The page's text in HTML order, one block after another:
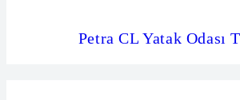
Petra CL Yatak Odası